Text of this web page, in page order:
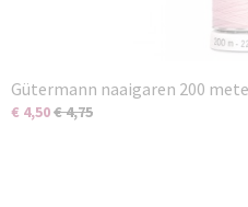
Gütermann naaigaren 200
€ 4,50€ 4,75